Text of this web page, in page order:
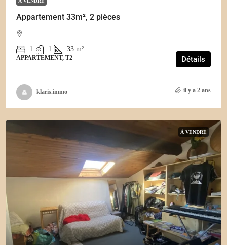
Appartement 33m², 2 pièces
1 1 33 m²
APPARTEMENT, T2 Détails
klaris.immo il y a 2 ans
À VENDRE